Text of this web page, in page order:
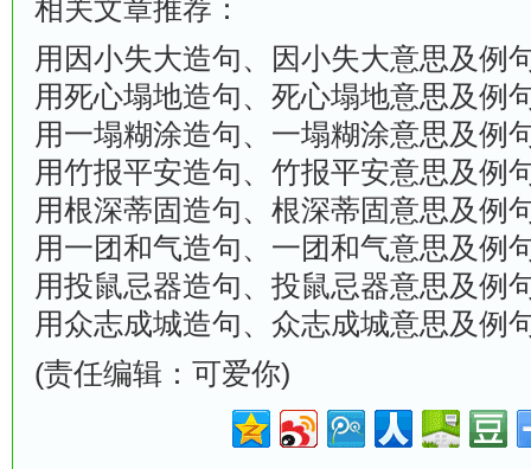
相关文章推荐：
用因小失大造句、因小失大意思及例
用死心塌地造句、死心塌地意思及例
用一塌糊涂造句、一塌糊涂意思及例
用竹报平安造句、竹报平安意思及例
用根深蒂固造句、根深蒂固意思及例
用一团和气造句、一团和气意思及例
用投鼠忌器造句、投鼠忌器意思及例
用众志成城造句、众志成城意思及例
(责任编辑：可爱你)